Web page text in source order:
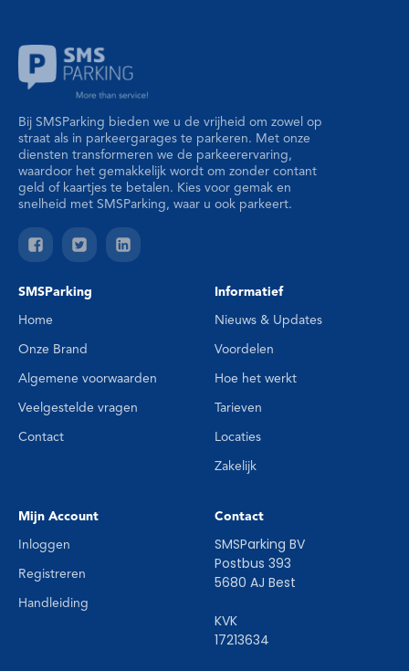
Bij SMSParking bieden we u de vrijheid om zowel op
straat als in parkeergarages te parkeren. Met onze
diensten transformeren we de parkeerervaring,
waardoor het gemakkelijk wordt om zonder contant
geld of kaartjes te betalen. Kies voor gemak en
snelheid met SMSParking, waar u ook parkeert.
SMSParking
Home
Onze Brand
Algemene voorwaarden
Veelgestelde vragen
Contact
Informatief
Nieuws & Updates
Voordelen
Hoe het werkt
Tarieven
Locaties
Zakelijk
Mijn Account
Inloggen
Registreren
Handleiding
Contact
SMSParking BV
Postbus 393
5680 AJ Best
KVK
17213634